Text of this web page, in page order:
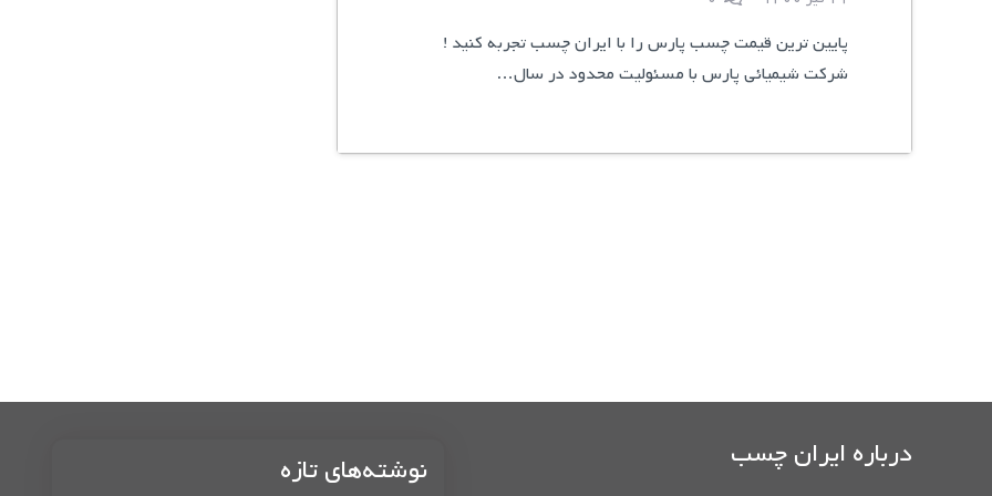
پایین ترین قیمت چسب پارس را با ایران چسب تجربه کنید !
شركت شیمیائی پارس با مسئولیت محدود در سال…
درباره ایران چسب نوشته‌های تازه